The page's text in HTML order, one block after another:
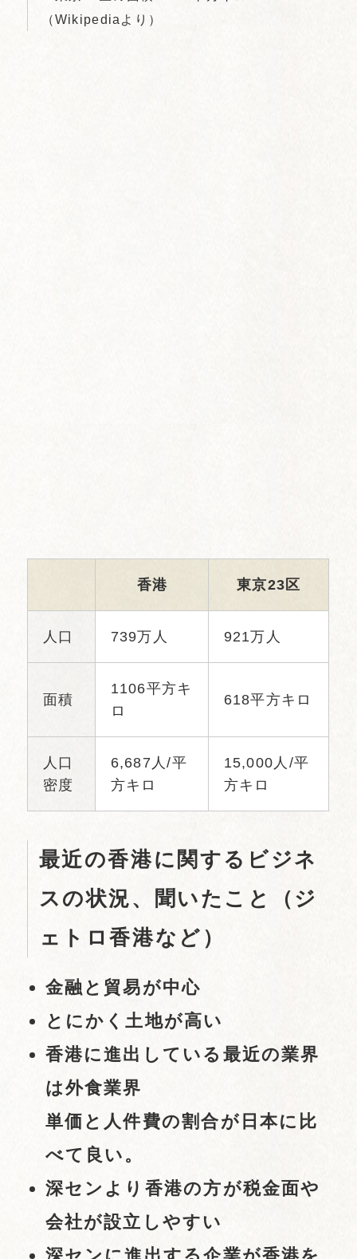
（Wikipediaより）
香港 東京23区
人口 739万人 921万人
面積
1106平方キ
ロ
618平方キロ
人口
密度
6,687人/平
方キロ
15,000人/平
方キロ
最近の香港に関するビジネ
スの状況、聞いたこと（ジ
ェトロ香港など）
金融と貿易が中心
とにかく土地が高い
香港に進出している最近の業界
は外食業界
単価と人件費の割合が日本に比
べて良い。
深センより香港の方が税金面や
会社が設立しやすい